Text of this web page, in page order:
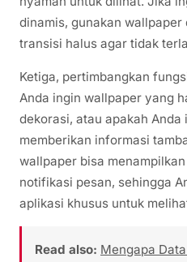
dinamis, gunakan
transisi halus agar tidak
Ketiga, pertimbangkan
Anda ingin wallpaper yang
dekorasi, atau apakah
memberikan informasi
wallpaper bisa
notifikasi pesan, sehingga
aplikasi khusus untuk
Read also: Mengapa